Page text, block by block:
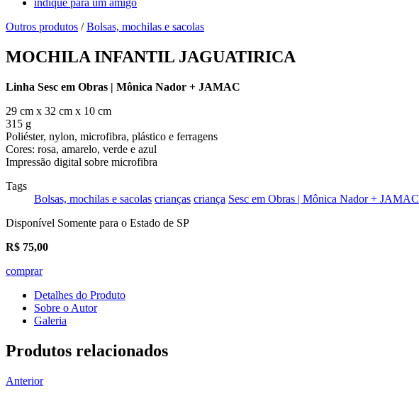
Outros produtos /Bolsas, mochilas e sacolas
MOCHILA INFANTIL JAGUATIRICA
Linha Sesc em Obras | Mônica Nador + JAMAC
29 cm x 32 cm x 10 cm
315 g
Poliéster, nylon, microfibra, plástico e ferragens
Cores: rosa, amarelo, verde e azul
Impressão digital sobre microfibra
Tags
Bolsas, mochilas e sacolas crianças criança Sesc em Obras | Mônica Nador + JAMAC
Disponível Somente para o Estado de SP
R$ 75,00
comprar
Detalhes do Produto
Sobre o Autor
Galeria
Produtos relacionados
Anterior